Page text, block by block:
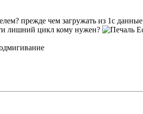
прежде чем загружать из 1с
лишний цикл кому нужен?